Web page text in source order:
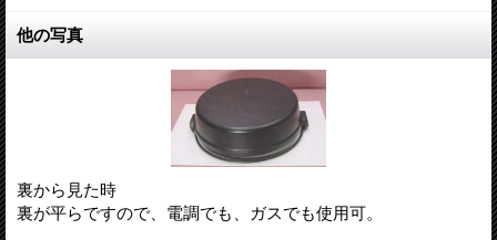
他の写真
裏から見た時
裏が平らですので、電調でも、ガスでも使用可。